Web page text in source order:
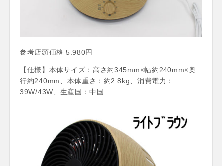
参考店頭価格 5,980円
【仕様】本体サイズ：高さ約345mm×幅約240mm×奥
行約240mm、本体重さ：約2.8kg、消費電力：
39W/43W、生産国：中国